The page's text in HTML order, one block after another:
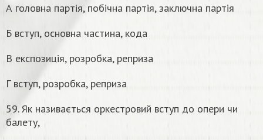
А головна партія, побічна партія, заключна партія
Б вступ, основна частина, кода
В експозиція, розробка, реприза
Г вступ, розробка, реприза
59. Як називається оркестровий вступ до опери чи
балету,